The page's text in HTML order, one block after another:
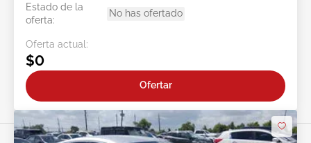
Estado de la
oferta:
No has ofertado
Oferta actual:
$0
Ofertar